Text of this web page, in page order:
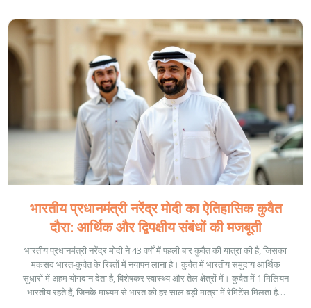
भारतीय प्रधानमंत्री नरेंद्र मोदी का ऐतिहासिक कुवैत
दौरा: आर्थिक और द्विपक्षीय संबंधों की मजबूती
भारतीय प्रधानमंत्री नरेंद्र मोदी ने 43 वर्षों में पहली बार कुवैत की यात्रा की है, जिसका
मकसद भारत-कुवैत के रिश्तों में नयापन लाना है। कुवैत में भारतीय समुदाय आर्थिक
सुधारों में अहम योगदान देता है, विशेषकर स्वास्थ्य और तेल क्षेत्रों में। कुवैत में 1 मिलियन
भारतीय रहते हैं, जिनके माध्यम से भारत को हर साल बड़ी मात्रा में रेमिटेंस मिलता है।